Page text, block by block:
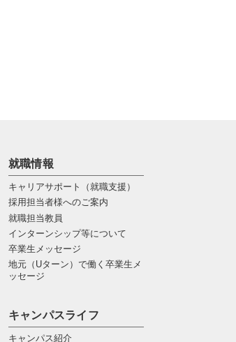
就職情報
キャリアサポート（就職支援）
採用担当者様へのご案内
就職担当教員
インターンシップ等について
卒業生メッセージ
地元（Uターン）で働く卒業生メ
ッセージ
キャンパスライフ
キャンパス紹介